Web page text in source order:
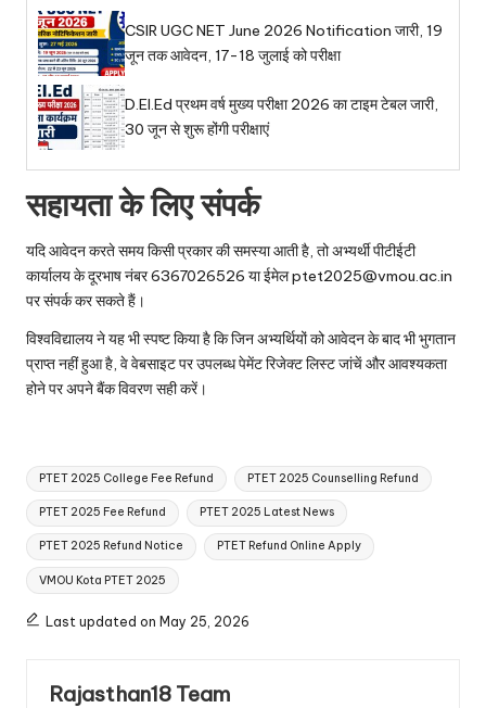
CSIR UGC NET June 2026 Notification जारी, 19
जून तक आवेदन, 17-18 जुलाई को परीक्षा
D.El.Ed प्रथम वर्ष मुख्य परीक्षा 2026 का टाइम टेबल जारी,
30 जून से शुरू होंगी परीक्षाएं
सहायता के लिए संपर्क
यदि आवेदन करते समय किसी प्रकार की समस्या आती है, तो अभ्यर्थी पीटीईटी
कार्यालय के दूरभाष नंबर 6367026526 या ईमेल ptet2025@vmou.ac.in
पर संपर्क कर सकते हैं।
विश्वविद्यालय ने यह भी स्पष्ट किया है कि जिन अभ्यर्थियों को आवेदन के बाद भी भुगतान
प्राप्त नहीं हुआ है, वे वेबसाइट पर उपलब्ध पेमेंट रिजेक्ट लिस्ट जांचें और आवश्यकता
होने पर अपने बैंक विवरण सही करें।
Tags:
PTET 2025 College Fee Refund PTET 2025 Counselling Refund
PTET 2025 Fee Refund PTET 2025 Latest News
PTET 2025 Refund Notice PTET Refund Online Apply
VMOU Kota PTET 2025
Last updated on May 25, 2026
Rajasthan18 Team